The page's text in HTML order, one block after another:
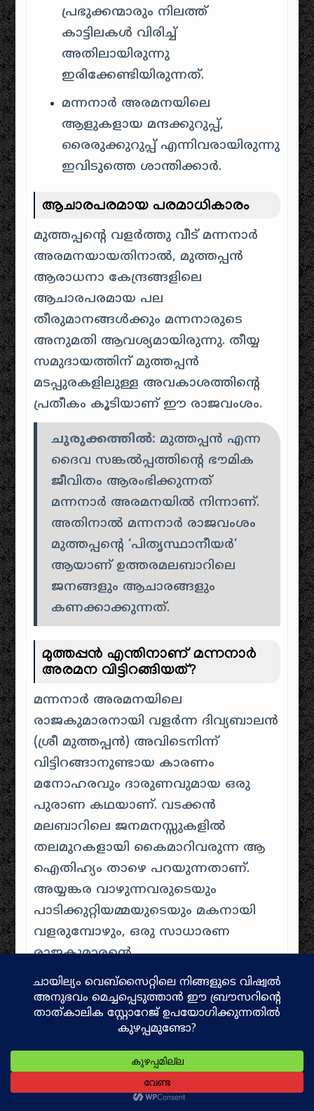
പ്രഭുക്കന്മാരും നിലത്ത്
കാട്ടിലകൾ വിരിച്ച്
അതിലായിരുന്നു
ഇരിക്കേണ്ടിയിരുന്നത്.
മന്നനാർ അരമനയിലെ
ആളുകളായ മന്ദക്കുറുപ്പ്,
രൈരുക്കുറുപ്പ് എന്നിവരായിരുന്നു
ഇവിടുത്തെ ശാന്തിക്കാർ.
ആചാരപരമായ പരമാധികാരം
മുത്തപ്പന്റെ വളർത്തു വീട് മന്നനാർ
അരമനയായതിനാൽ, മുത്തപ്പൻ
ആരാധനാ കേന്ദ്രങ്ങളിലെ
ആചാരപരമായ പല
തീരുമാനങ്ങൾക്കും മന്നനാരുടെ
അനുമതി ആവശ്യമായിരുന്നു. തീയ്യ
സമുദായത്തിന് മുത്തപ്പൻ
മടപ്പുരകളിലുള്ള അവകാശത്തിന്റെ
പ്രതീകം കൂടിയാണ് ഈ രാജവംശം.
ചുരുക്കത്തിൽ: മുത്തപ്പൻ എന്ന
ദൈവ സങ്കൽപ്പത്തിന്റെ ഭൗമിക
ജീവിതം ആരംഭിക്കുന്നത്
മന്നനാർ അരമനയിൽ നിന്നാണ്.
അതിനാൽ മന്നനാർ രാജവംശം
മുത്തപ്പന്റെ ‘പിതൃസ്ഥാനീയർ’
ആയാണ് ഉത്തരമലബാറിലെ
ജനങ്ങളും ആചാരങ്ങളും
കണക്കാക്കുന്നത്.
മുത്തപ്പൻ എന്തിനാണ് മന്നനാർ
അരമന വിട്ടിറങ്ങിയത്?
മന്നനാർ അരമനയിലെ
രാജകുമാരനായി വളർന്ന ദിവ്യബാലൻ
(ശ്രീ മുത്തപ്പൻ) അവിടെനിന്ന്
വിട്ടിറങ്ങാനുണ്ടായ കാരണം
മനോഹരവും ദാരുണവുമായ ഒരു
പുരാണ കഥയാണ്. വടക്കൻ
മലബാറിലെ ജനമനസ്സുകളിൽ
തലമുറകളായി കൈമാറിവരുന്ന ആ
ഐതിഹ്യം താഴെ പറയുന്നതാണ്.
അയ്യങ്കര വാഴുന്നവരുടെയും
പാടിക്കുറ്റിയമ്മയുടെയും മകനായി
വളരുമ്പോഴും, ഒരു സാധാരണ
രാജകുമാരന്റെ
ജീവിതരീതികളായിരുന്നില്ല മുത്തപ്പന്
ഉണ്ടായിരുന്നത്. കൊട്ടാരത്തിലെ
ആഡംബരങ്ങളേക്കാൾ
സാധാരണക്കാരായ
വേട്ടക്കാരുടെയും ദരിദ്രരുടെയും
കൂടെ സമയം ചിലവഴിക്കാനാണ് ആ
ബാലൻ ഇഷ്ടപ്പെട്ടത്.